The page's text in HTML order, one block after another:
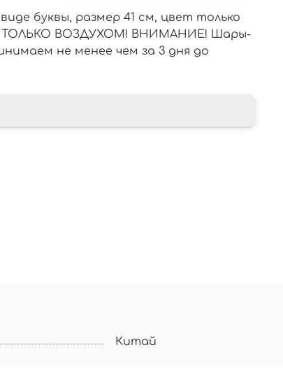
буквы, размер 41 см, цвет только
ТОЛЬКО ВОЗДУХОМ! ВНИМАНИЕ! Шары-
не менее чем за 3 дня до
Китай